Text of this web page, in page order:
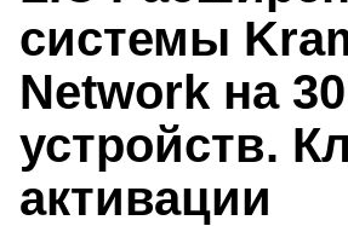
системы
Network на 30
устройств.
активации